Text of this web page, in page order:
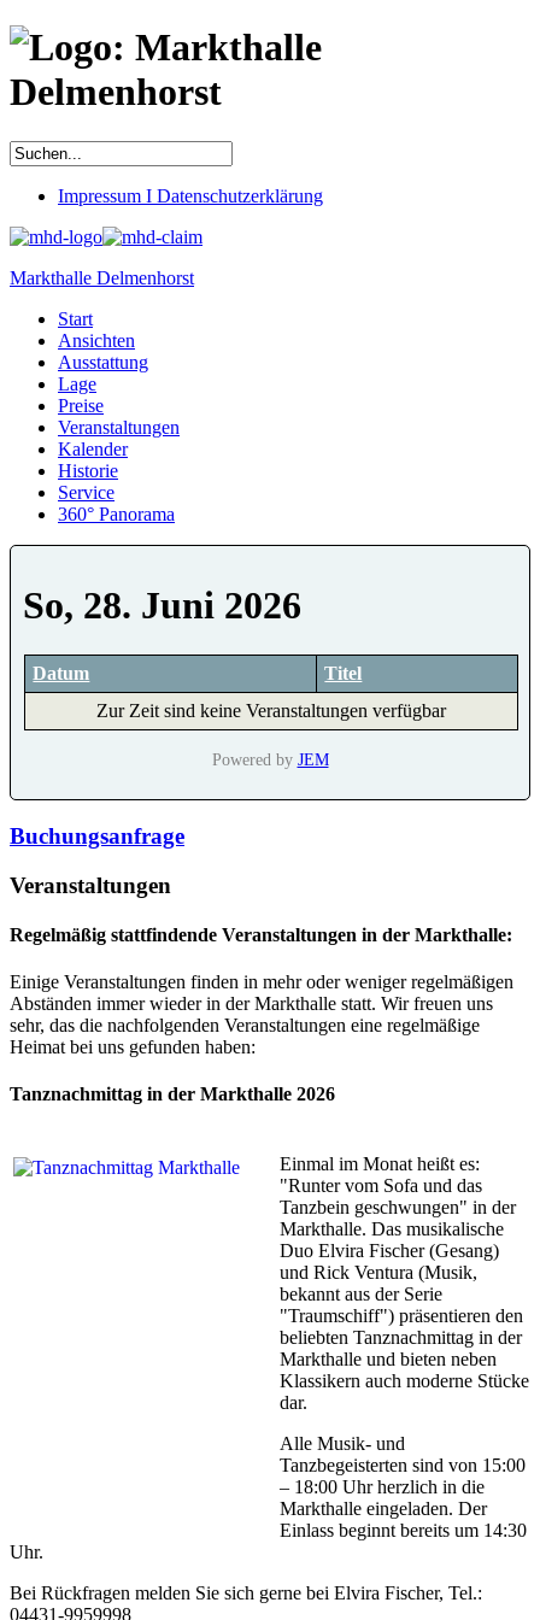
Impressum I Datenschutzerklärung
Markthalle Delmenhorst
Start
Ansichten
Ausstattung
Lage
Preise
Veranstaltungen
Kalender
Historie
Service
360° Panorama
So, 28. Juni 2026
Datum
Titel
Zur Zeit sind keine Veranstaltungen verfügbar
Powered by JEM
Buchungsanfrage
Veranstaltungen
Regelmäßig stattfindende Veranstaltungen in der Markthalle:
Einige Veranstaltungen finden in mehr oder weniger regelmäßigen
Abständen immer wieder in der Markthalle statt. Wir freuen uns
sehr, das die nachfolgenden Veranstaltungen eine regelmäßige
Heimat bei uns gefunden haben:
Tanznachmittag in der Markthalle 2026
Einmal im Monat heißt es:
"Runter vom Sofa und das
Tanzbein geschwungen" in der
Markthalle. Das musikalische
Duo Elvira Fischer (Gesang)
und Rick Ventura (Musik,
bekannt aus der Serie
"Traumschiff") präsentieren den
beliebten Tanznachmittag in der
Markthalle und bieten neben
Klassikern auch moderne Stücke
dar.
Alle Musik- und
Tanzbegeisterten sind von 15:00
– 18:00 Uhr herzlich in die
Markthalle eingeladen. Der
Einlass beginnt bereits um 14:30
Uhr.
Bei Rückfragen melden Sie sich gerne bei Elvira Fischer, Tel.:
04431-9959998